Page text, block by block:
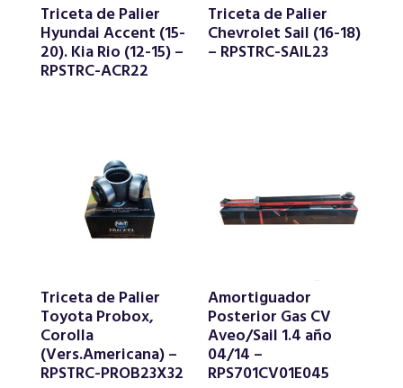
Triceta de Palier
Hyundai Accent (15-
20). Kia Rio (12-15) –
RPSTRC-ACR22
Triceta de Palier
Chevrolet Sail (16-18)
– RPSTRC-SAIL23
Triceta de Palier
Toyota Probox,
Corolla
(Vers.Americana) –
RPSTRC-PROB23X32
Amortiguador
Posterior Gas CV
Aveo/Sail 1.4 año
04/14 –
RPS701CV01E045